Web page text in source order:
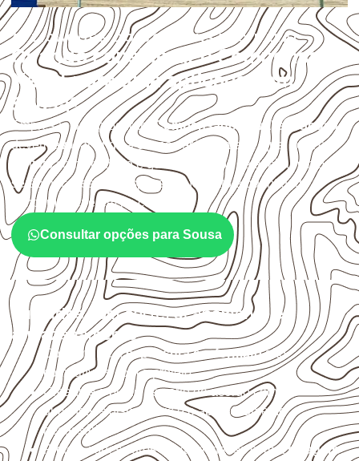
APLICAÇÕES DO COMPENSADO NAVAL
Quando considerar o Compensado
Naval para uma aplicação em
Sousa?
Empresas que procuram
Compensado Naval em Sousa
devem avaliar onde a chapa será instalada, qual será o
contato com umidade e quais cuidados de acabamento
serão necessários. Espessura, formato e quantidade
também interferem na compra.
Consultar opções para Sousa
Cuidados com corte, acabamento e
armazenamento
Confirme se aespessura e o formatosão
compatíveis com o projeto.
Organize o plano de corte de acordo com as
dimensões disponíveis e o aproveitamento
necessário.
Proteja cortes, furos e extremidades com aselagem